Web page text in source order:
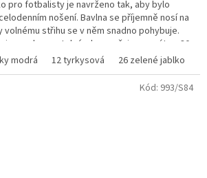
pro fotbalisty je navrženo tak, aby bylo
nošení. Bavlna se příjemně nosí na
volnému střihu se v něm snadno pohybuje.
je snadno pratelné, doporučuje se prát na 30
barvy a potisk. Materiál se po vyprání
modrá 12 tyrkysová 26 zelené jablko
Kód: 993/S84